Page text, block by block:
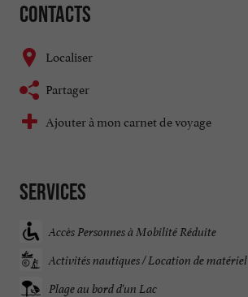
Contacts
Localiser
Partager
Ajouter à mon carnet de voyage
Services
Accès Personnes à Mobilité Réduite
Activités nautiques / Location de matériel
Plage au bord d'un Lac